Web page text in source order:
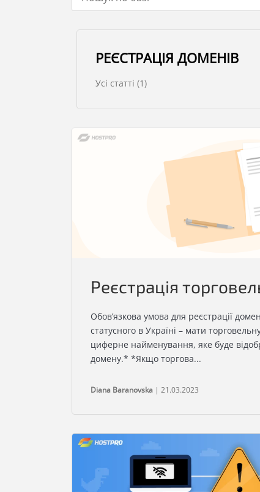
РЕЄСТРАЦІЯ ДОМЕНІВ
Усі статті (1)
Реєстрація
Обов’язкова умова для реєстрації
статусного в Україні – мати
циферне найменування, яке буде
домену.* *Якщо торгова...
Diana Baranovska | 21.03.2023